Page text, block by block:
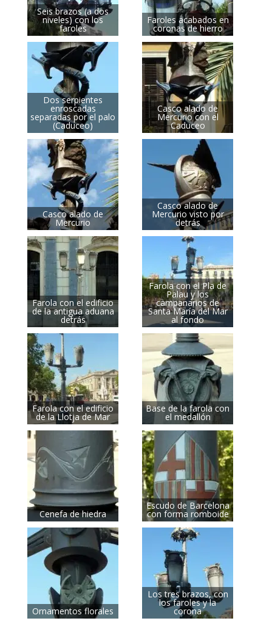
Seis brazos (a dos
niveles) con los
faroles
Faroles acabados en
coronas de hierro
Dos serpientes
enroscadas
separadas por el palo
(Caduceo)
Casco alado de
Mercurio con el
Caduceo
Casco alado de
Mercurio
Casco alado de
Mercurio visto por
detrás
Farola con el edificio
de la antigua aduana
detrás
Farola con el Pla de
Palau y los
campanarios de
Santa María del Mar
al fondo
Farola con el edificio
de la Llotja de Mar
Base de la farola con
el medallón
Cenefa de hiedra
Escudo de Barcelona
con forma romboide
Ornamentos florales
Los tres brazos, con
los faroles y la
corona